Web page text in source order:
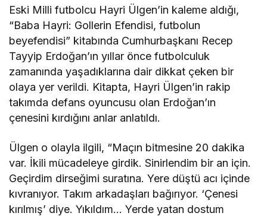
Eski Milli futbolcu Hayri Ülgen’in kaleme aldığı,
“Baba Hayri: Gollerin Efendisi, futbolun
beyefendisi” kitabında Cumhurbaşkanı Recep
Tayyip Erdoğan’ın yıllar önce futbolculuk
zamanında yaşadıklarına dair dikkat çeken bir
olaya yer verildi. Kitapta, Hayri Ülgen’in rakip
takımda defans oyuncusu olan Erdoğan’ın
çenesini kırdığını anlar anlatıldı.
Ülgen o olayla ilgili, “Maçın bitmesine 20 dakika
var. İkili mücadeleye girdik. Sinirlendim bir an için.
Geçirdim dirseğimi suratına. Yere düştü acı içinde
kıvranıyor. Takım arkadaşları bağırıyor. ‘Çenesi
kırılmış’ diye. Yıkıldım… Yerde yatan dostum